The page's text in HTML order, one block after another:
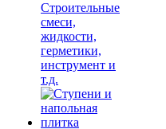
Строительные
смеси,
жидкости,
герметики,
инструмент и
т.д.